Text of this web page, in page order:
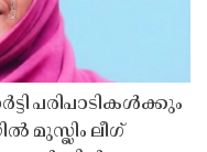
പരിപാടികൾക്കും
മുസ്ലിം ലീഗ്